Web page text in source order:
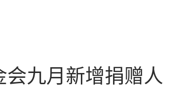
九月新增捐赠人